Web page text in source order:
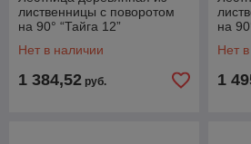
лиственницы с поворотом
на 90° “Тайга 12”
Нет в наличии
1 384,52 руб.
на
Нет
1